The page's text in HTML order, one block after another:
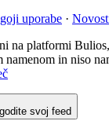
uporabe ·
na platformi
in niso
svoj feed